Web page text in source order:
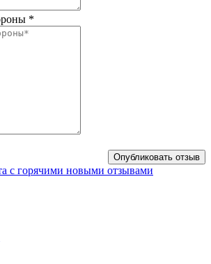
*
с горячими новыми отзывами